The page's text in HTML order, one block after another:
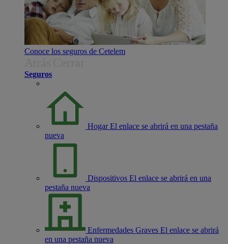
Conoce los seguros de Cetelem
Seguros
Hogar El enlace se abrirá en una pestaña
nueva
Dispositivos El enlace se abrirá en una
pestaña nueva
Enfermedades Graves El enlace se abrirá
en una pestaña nueva